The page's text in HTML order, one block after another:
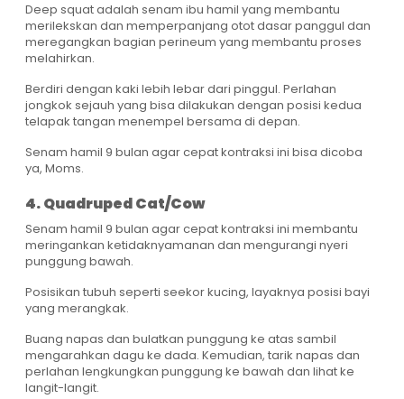
Deep squat adalah senam ibu hamil yang membantu
merilekskan dan memperpanjang otot dasar panggul dan
meregangkan bagian perineum yang membantu proses
melahirkan.
Berdiri dengan kaki lebih lebar dari pinggul. Perlahan
jongkok sejauh yang bisa dilakukan dengan posisi kedua
telapak tangan menempel bersama di depan.
Senam hamil 9 bulan agar cepat kontraksi ini bisa dicoba
ya, Moms.
4. Quadruped Cat/Cow
Senam hamil 9 bulan agar cepat kontraksi ini membantu
meringankan ketidaknyamanan dan mengurangi nyeri
punggung bawah.
Posisikan tubuh seperti seekor kucing, layaknya posisi bayi
yang merangkak.
Buang napas dan bulatkan punggung ke atas sambil
mengarahkan dagu ke dada. Kemudian, tarik napas dan
perlahan lengkungkan punggung ke bawah dan lihat ke
langit-langit.